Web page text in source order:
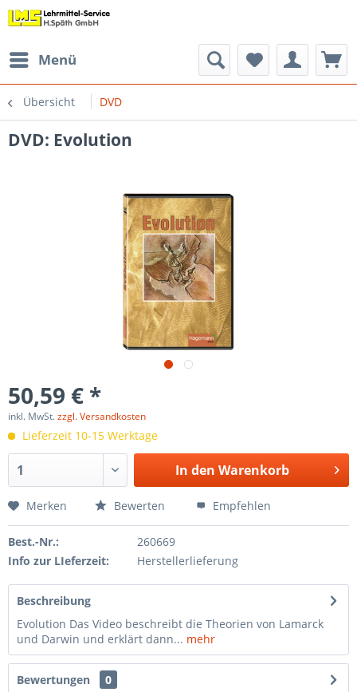
Menü
Übersicht DVD
DVD: Evolution
50,59 € *
inkl. MwSt.zzgl. Versandkosten
Lieferzeit 10-15 Werktage
In den Warenkorb
Merken Bewerten Empfehlen
Best.-Nr.:
260669
Info zur LIeferzeit:
Herstellerlieferung
Beschreibung
Evolution Das Video beschreibt die Theorien von Lamarck
und Darwin und erklärt dann... mehr
Bewertungen
0